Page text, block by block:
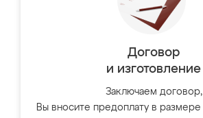
Договор
и изготовление
Заключаем договор,
Вы вносите предоплату в размере